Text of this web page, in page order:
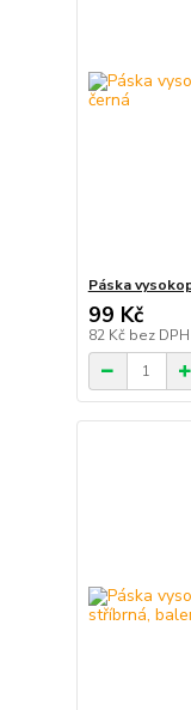
Páska
99 Kč
82 Kč bez DPH